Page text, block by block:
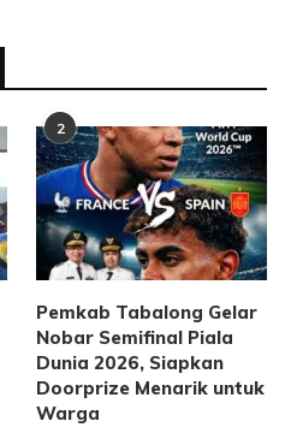
2
Pemkab Tabalong Gelar
Nobar Semifinal Piala
Dunia 2026, Siapkan
Doorprize Menarik untuk
Warga